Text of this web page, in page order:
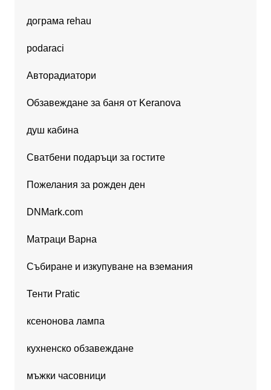
дограма rehau
podaraci
Авторадиатори
Обзавеждане за баня от Keranova
душ кабина
Сватбени подаръци за гостите
Пожелания за рожден ден
DNMark.com
Матраци Варна
Събиране и изкупуване на вземания
Тенти Pratic
ксенонова лампа
кухненско обзавеждане
мъжки часовници